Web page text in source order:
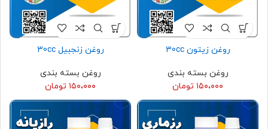
روغن زیتون 30cc
روغن بسته بندی
۱۵۰،۰۰۰ تومان
روغن زنجبیل 30cc
روغن بسته بندی
۱۵۰،۰۰۰ تومان